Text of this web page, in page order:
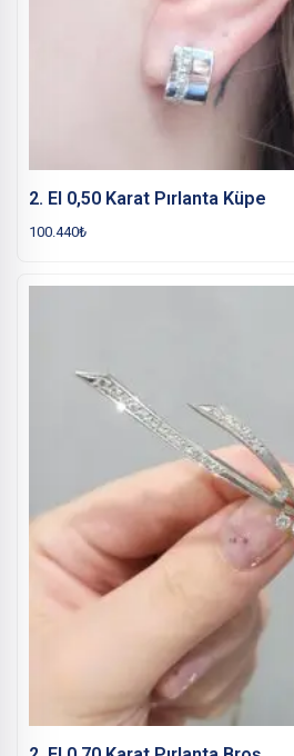
2. El 0,50 Karat Pırlanta Küpe
100.440₺